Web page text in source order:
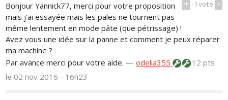
+ -1vote -
Bonjour Yannick77, merci pour votre proposition
mais j'ai essayée mais les pales ne tournent pas
même lentement en mode pâte (que pétrissage) !
Avez vous une idée sur la panne et comment je peux réparer
ma machine ?
Par avance merci pour votre aide. —odelia355
12 pts
le 02 nov 2016 - 16h23